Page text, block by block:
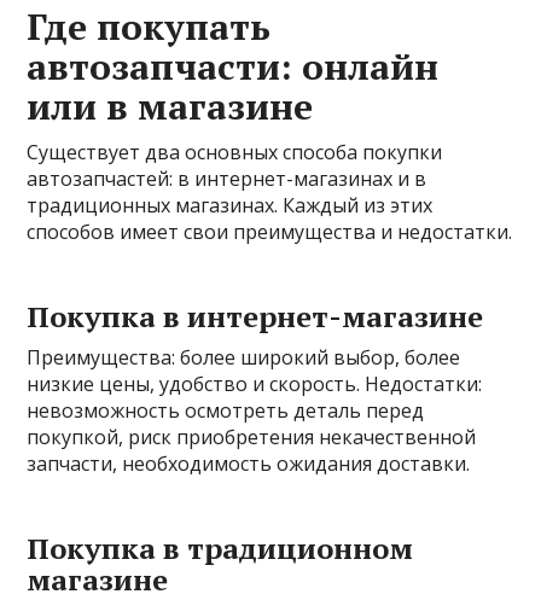
Где покупать
автозапчасти: онлайн
или в магазине
Существует два основных способа покупки
автозапчастей: в интернет-магазинах и в
традиционных магазинах. Каждый из этих
способов имеет свои преимущества и недостатки.
Покупка в интернет-магазине
Преимущества: более широкий выбор, более
низкие цены, удобство и скорость. Недостатки:
невозможность осмотреть деталь перед
покупкой, риск приобретения некачественной
запчасти, необходимость ожидания доставки.
Покупка в традиционном
магазине